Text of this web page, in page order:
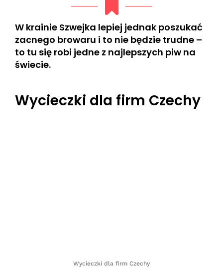
W krainie Szwejka lepiej jednak poszukać
zacnego browaru i to nie będzie trudne –
to tu się robi jedne z najlepszych piw na
świecie.
Wycieczki dla firm Czechy
Wycieczki dla firm Czechy